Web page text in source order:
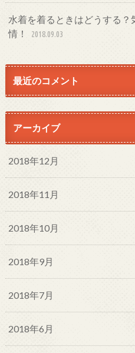
水着を着るときはどうする
情！
2018.09.03
最近のコメント
アーカイブ
2018年12月
2018年11月
2018年10月
2018年9月
2018年7月
2018年6月